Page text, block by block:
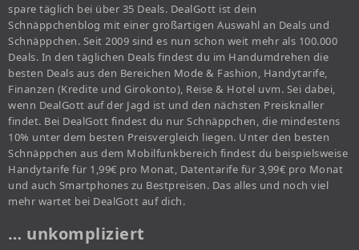
spare täglich bei über 35 Deals. DealGott ist dein
Schnäppchenblog mit einer großartigen Auswahl an Deals und
Schnäppchen. Seit 2009 sind es nun schon weit mehr als 100.000
Deals. In den täglichen Deals findest du im Handumdrehen die
besten Deals aus den Bereichen Mode & Fashion, Handytarife,
Finanzen (Kredite und Girokonto), Reise & Hotel uvm. Sei dabei,
wenn DealGott auf der Jagd ist und den nächsten Preisknaller
findet. Bei DealGott findest du nur Schnäppchen, die mindestens
10% unter dem besten Preisvergleich liegen. Unter den besten
Schnäppchen aus dem Mobilfunkbereich findest du beispielsweise
Handytarife für 1,99€ pro Monat, Datentarife für 3,99€ pro Monat
und auch Smartphones zu Bestpreisen. Das alles und noch viel
mehr wartet bei DealGott auf dich.
… unkompliziert